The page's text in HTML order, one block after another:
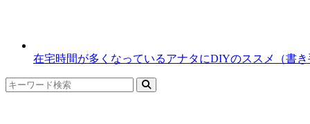
在宅時間が多くなっているアナタにDIYのススメ（書き